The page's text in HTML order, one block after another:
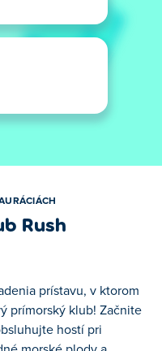
Rush
prístavu, v ktorom
prímorský klub! Začnite
hostí pri